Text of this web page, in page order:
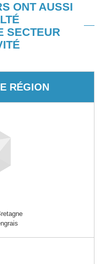
ONT AUSSI
SECTEUR
RÉGION